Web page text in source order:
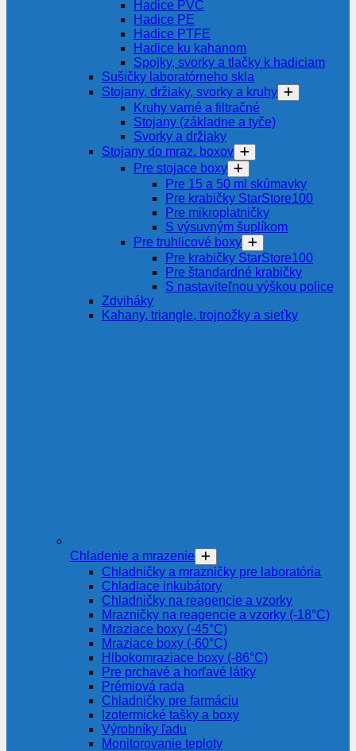
Hadice PVC
Hadice PE
Hadice PTFE
Hadice ku kahanom
Spojky, svorky a tlačky k hadiciam
Sušičky laboratórneho skla
Stojany, držiaky, svorky a kruhy
Kruhy varné a filtračné
Stojany (základne a tyče)
Svorky a držiaky
Stojany do mraz. boxov
Pre stojace boxy
Pre 15 a 50 ml skúmavky
Pre krabičky StarStore100
Pre mikroplatničky
S výsuvným šuplíkom
Pre truhlicové boxy
Pre krabičky StarStore100
Pre štandardné krabičky
S nastaviteľnou výškou police
Zdviháky
Kahany, triangle, trojnožky a sieťky
Chladenie a mrazenie
Chladničky a mrazničky pre laboratória
Chladiace inkubátory
Chladničky na reagencie a vzorky
Mrazničky na reagencie a vzorky (-18°C)
Mraziace boxy (-45°C)
Mraziace boxy (-60°C)
Hlbokomraziace boxy (-86°C)
Pre prchavé a horľavé látky
Prémiová rada
Chladničky pre farmáciu
Izotermické tašky a boxy
Výrobníky ľadu
Monitorovanie teploty